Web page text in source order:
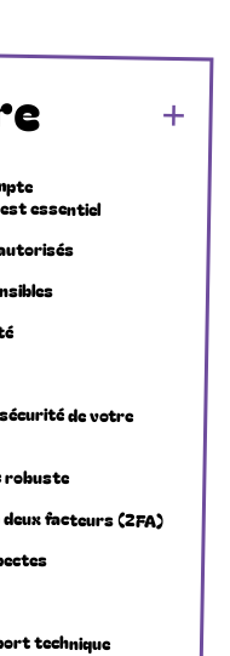
essentiel
de votre
robuste
facteurs (2FA)
technique